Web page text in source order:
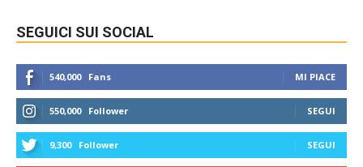
SEGUICI SUI SOCIAL
540,000 Fans MI PIACE
550,000 Follower SEGUI
9,300 Follower SEGUI